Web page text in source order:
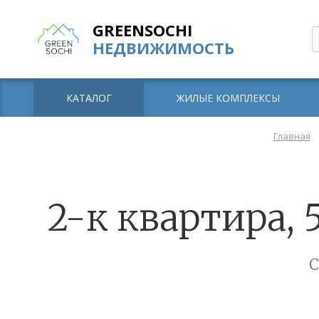
GREENSOCHI
НЕДВИЖИМОСТЬ
КАТАЛОГ ЖИЛЫЕ КОМПЛЕКСЫ
Главная
2-к квартира,